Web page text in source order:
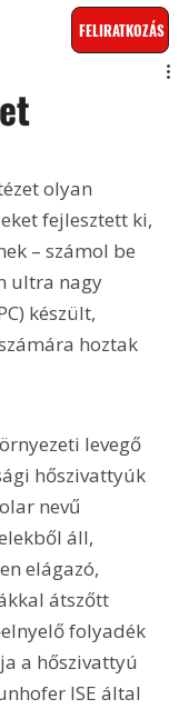
FELIRATKOZÁS
olyan
fejlesztett ki,
– számol be
ultra nagy
készült,
hoztak
levegő
hőszivattyúk
nevű
áll,
elágazó,
átszőtt
folyadék
a hőszivattyú
ISE által